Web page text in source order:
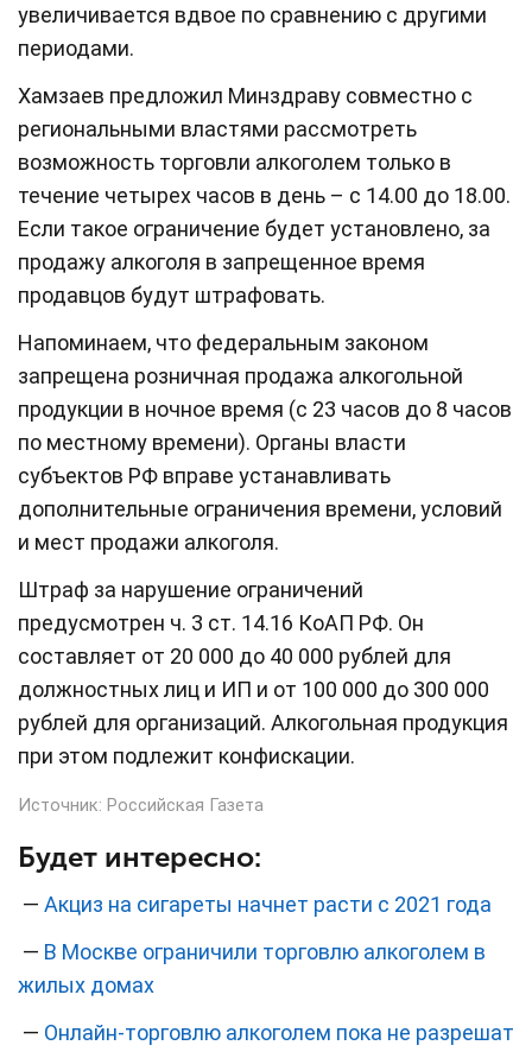
увеличивается вдвое по сравнению с другими
периодами.
Хамзаев предложил Минздраву совместно с
региональными властями рассмотреть
возможность торговли алкоголем только в
течение четырех часов в день – с 14.00 до 18.00.
Если такое ограничение будет установлено, за
продажу алкоголя в запрещенное время
продавцов будут штрафовать.
Напоминаем, что федеральным законом
запрещена розничная продажа алкогольной
продукции в ночное время (с 23 часов до 8 часов
по местному времени). Органы власти
субъектов РФ вправе устанавливать
дополнительные ограничения времени, условий
и мест продажи алкоголя.
Штраф за нарушение ограничений
предусмотрен ч. 3 ст. 14.16 КоАП РФ. Он
составляет от 20 000 до 40 000 рублей для
должностных лиц и ИП и от 100 000 до 300 000
рублей для организаций. Алкогольная продукция
при этом подлежит конфискации.
Источник: Российская Газета
Будет интересно:
— Акциз на сигареты начнет расти с 2021 года
— В Москве ограничили торговлю алкоголем в
жилых домах
— Онлайн-торговлю алкоголем пока не разрешат